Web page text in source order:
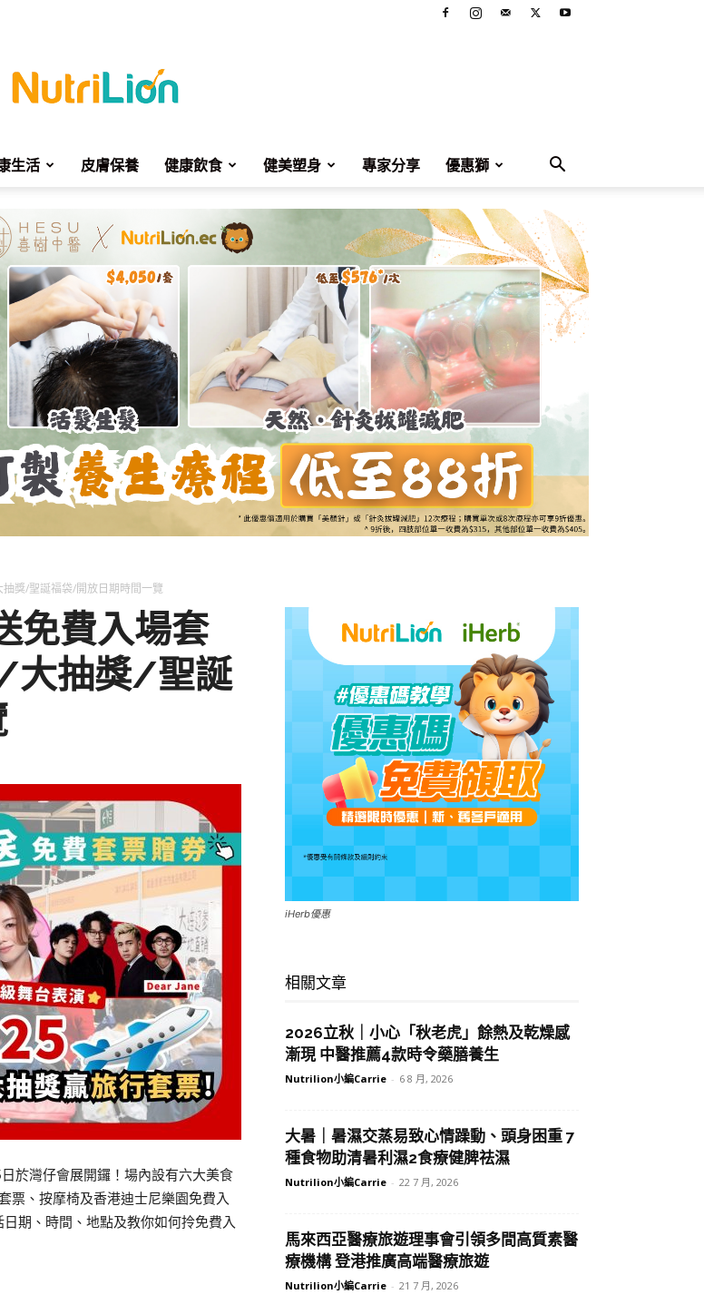
營
養
獅
生活 皮膚保養 健康飲食 健美塑身 專家分享 優惠獅
獎/聖誕福袋/開放日期時間一覽
免費入場套
/大抽獎/聖誕
於灣仔會展開鑼！場內設有六大美食
票、按摩椅及香港迪士尼樂園免費入
期、時間、地點及教你如何拎免費入
iHerb優惠
相關文章
2026立秋｜小心「秋老虎」餘熱及乾燥感
漸現 中醫推薦4款時令藥膳養生
Nutrilion小編Carrie - 6 8 月, 2026
大暑｜暑濕交蒸易致心情躁動、頭身困重 7
種食物助清暑利濕2食療健脾祛濕
Nutrilion小編Carrie - 22 7 月, 2026
馬來西亞醫療旅遊理事會引領多間高質素醫
療機構 登港推廣高端醫療旅遊
Nutrilion小編Carrie - 21 7 月, 2026